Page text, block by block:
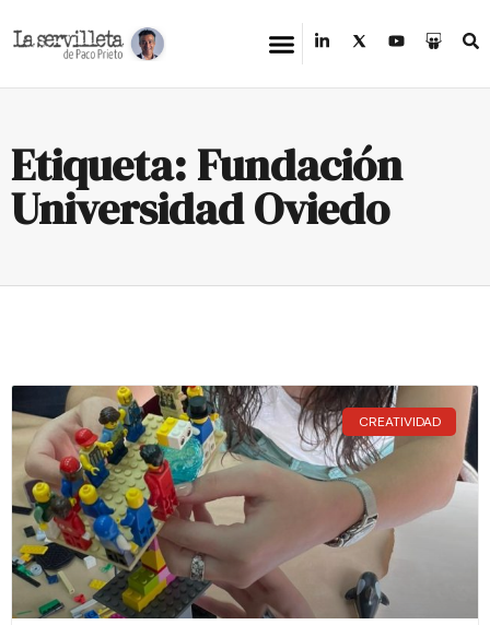
Etiqueta: Fundación
Universidad Oviedo
CREATIVIDAD